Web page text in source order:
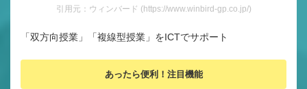
引用元：ウィンバード (https://www.winbird-gp.co.jp/)
「双方向授業」「複線型授業」をICTでサポート
あったら便利！注目機能